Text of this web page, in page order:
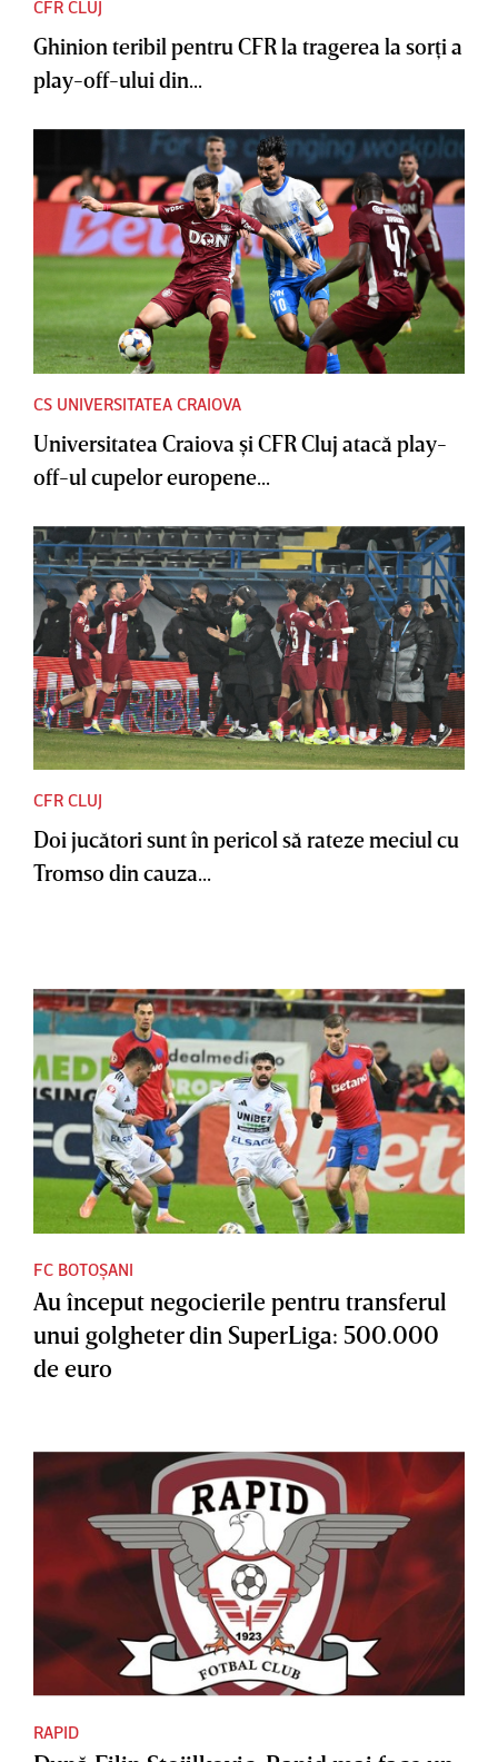
CFR CLUJ
Ghinion teribil pentru CFR la tragerea la sorţi a
play-off-ului din...
CS UNIVERSITATEA CRAIOVA
Universitatea Craiova şi CFR Cluj atacă play-
off-ul cupelor europene...
CFR CLUJ
Doi jucători sunt în pericol să rateze meciul cu
Tromso din cauza...
FC BOTOȘANI
Au început negocierile pentru transferul
unui golgheter din SuperLiga: 500.000
de euro
RAPID